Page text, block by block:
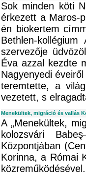
Sok minden köti
érkezett a Maros-
én biokertem
Bethlen-
szervezője
Éva azzal kezdte
Nagyenyedi
teremtette, a
vezetett, s
Menekültek, migráció és vallás
A „Menekültek,
kolozsvári
Központjában
Korinna, a Római